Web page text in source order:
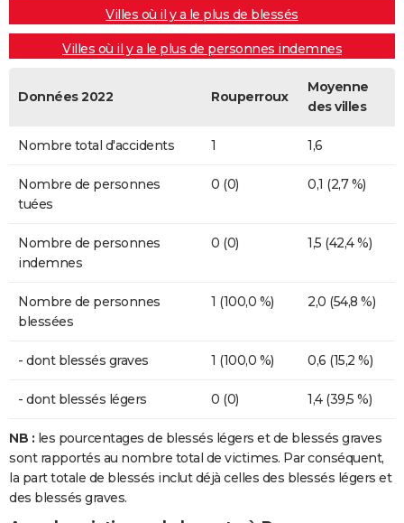
Villes où il y a le plus de blessés
Villes où il y a le plus de personnes indemnes
Données 2022 Rouperroux
Moyenne
des villes
Nombre total d'accidents 1 1,6
Nombre de personnes
tuées
0 (0) 0,1 (2,7 %)
Nombre de personnes
indemnes
0 (0) 1,5 (42,4 %)
Nombre de personnes
blessées
1 (100,0 %) 2,0 (54,8 %)
- dont blessés graves 1 (100,0 %) 0,6 (15,2 %)
- dont blessés légers 0 (0) 1,4 (39,5 %)
NB : les pourcentages de blessés légers et de blessés graves
sont rapportés au nombre total de victimes. Par conséquent,
la part totale de blessés inclut déjà celles des blessés légers et
des blessés graves.